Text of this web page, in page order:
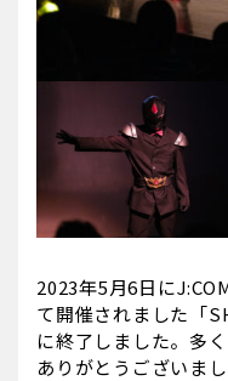
2023年5月6日に
て開催されました「
に終了しました。多
ありがとうございまし